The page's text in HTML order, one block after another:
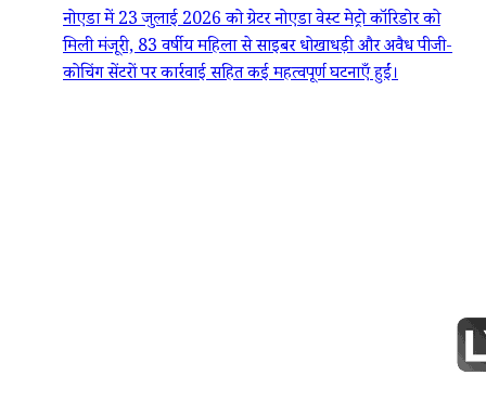
नोएडा में 23 जुलाई 2026 को ग्रेटर नोएडा वेस्ट मेट्रो कॉरिडोर को
मिली मंजूरी, 83 वर्षीय महिला से साइबर धोखाधड़ी और अवैध पीजी-
कोचिंग सेंटरों पर कार्रवाई सहित कई महत्वपूर्ण घटनाएँ हुईं।